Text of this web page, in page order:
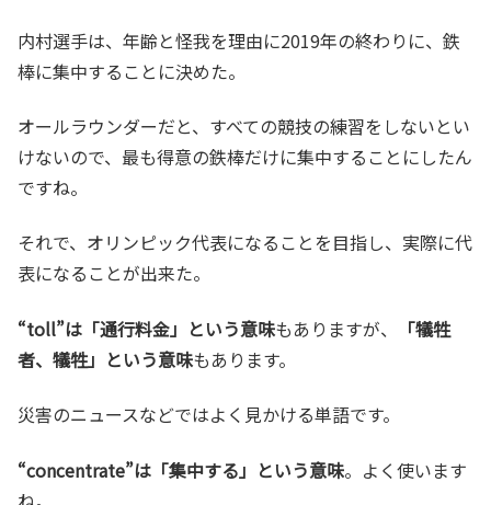
内村選手は、年齢と怪我を理由に2019年の終わりに、鉄
棒に集中することに決めた。
オールラウンダーだと、すべての競技の練習をしないとい
けないので、最も得意の鉄棒だけに集中することにしたん
ですね。
それで、オリンピック代表になることを目指し、実際に代
表になることが出来た。
“toll”は「通行料金」という意味もありますが、
「犠牲
者、犠牲」という意味もあります。
災害のニュースなどではよく見かける単語です。
“concentrate”は「集中する」という意味。よく使います